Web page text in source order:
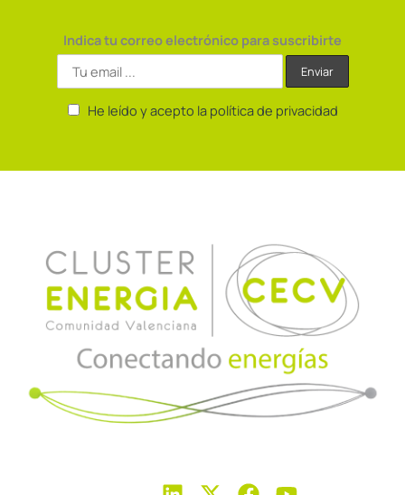
Indica tu correo electrónico para suscribirte
He leído y acepto la política de privacidad